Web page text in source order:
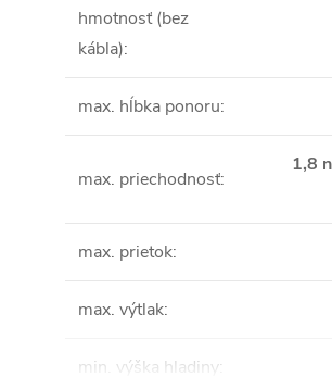
hmotnosť (bez
kábla):
max. hĺbka ponoru:
max. priechodnosť:
1,8
max. prietok:
max. výtlak:
min. výška hladiny: